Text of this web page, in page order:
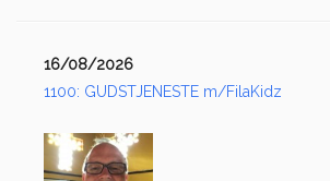
16/08/2026
1100: GUDSTJENESTE m/FilaKidz